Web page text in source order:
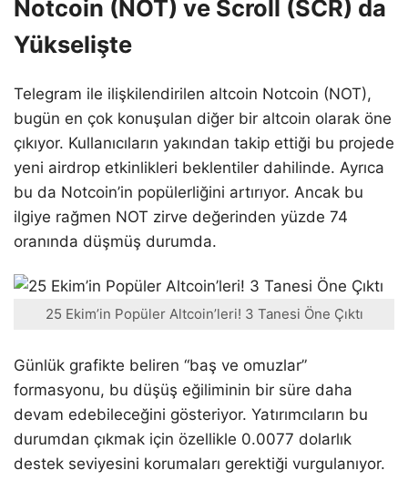
Notcoin (NOT) ve Scroll (SCR) da
Yükselişte
Telegram ile ilişkilendirilen altcoin Notcoin (NOT),
bugün en çok konuşulan diğer bir altcoin olarak öne
çıkıyor. Kullanıcıların yakından takip ettiği bu projede
yeni airdrop etkinlikleri beklentiler dahilinde. Ayrıca
bu da Notcoin’in popülerliğini artırıyor. Ancak bu
ilgiye rağmen NOT zirve değerinden yüzde 74
oranında düşmüş durumda.
25 Ekim’in Popüler Altcoin’leri! 3 Tanesi Öne Çıktı
Günlük grafikte beliren “baş ve omuzlar”
formasyonu, bu düşüş eğiliminin bir süre daha
devam edebileceğini gösteriyor. Yatırımcıların bu
durumdan çıkmak için özellikle 0.0077 dolarlık
destek seviyesini korumaları gerektiği vurgulanıyor.